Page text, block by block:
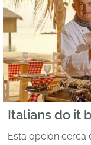
Italians do it
Esta opción cerca